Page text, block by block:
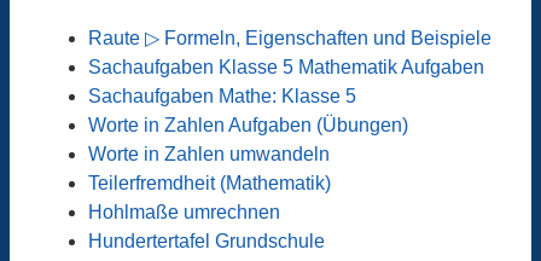
Raute ▷ Formeln, Eigenschaften und Beispiele
Sachaufgaben Klasse 5 Mathematik Aufgaben
Sachaufgaben Mathe: Klasse 5
Worte in Zahlen Aufgaben (Übungen)
Worte in Zahlen umwandeln
Teilerfremdheit (Mathematik)
Hohlmaße umrechnen
Hundertertafel Grundschule